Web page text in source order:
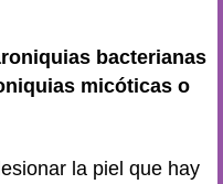
bacterianas
micóticas o
la piel que hay